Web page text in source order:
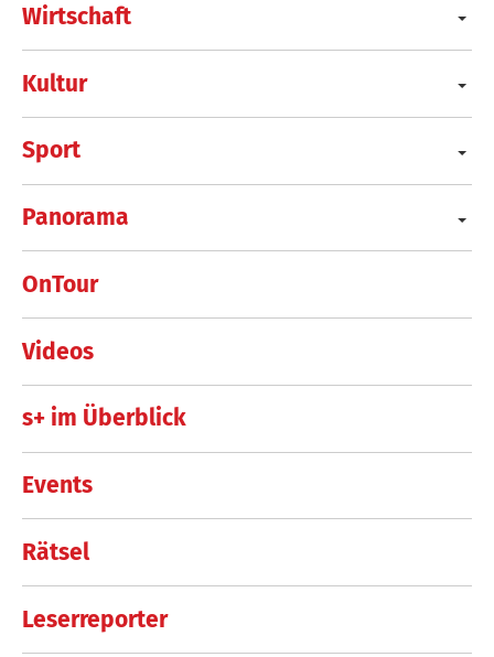
Wirtschaft
Kultur
Sport
Panorama
OnTour
Videos
s+ im Überblick
Events
Rätsel
Leserreporter